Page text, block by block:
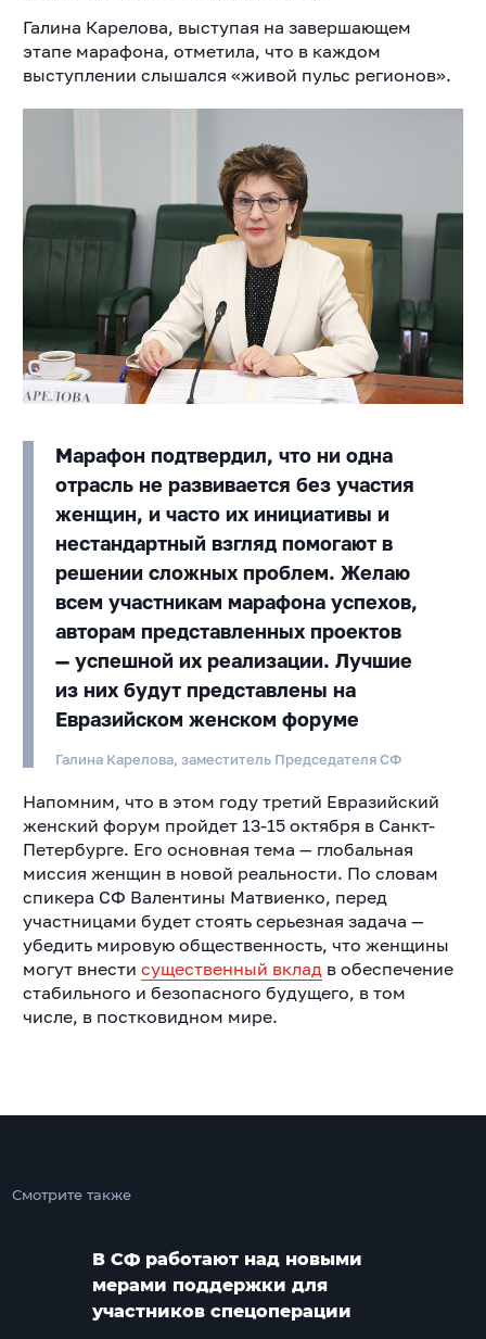
Галина Карелова, выступая на завершающем
этапе марафона, отметила, что в каждом
выступлении слышался «живой пульс регионов».
Марафон подтвердил, что ни одна
отрасль не развивается без участия
женщин, и часто их инициативы и
нестандартный взгляд помогают в
решении сложных проблем. Желаю
всем участникам марафона успехов,
авторам представленных проектов
— успешной их реализации. Лучшие
из них будут представлены на
Евразийском женском форуме
Галина Карелова, заместитель Председателя СФ
Напомним, что в этом году третий Евразийский
женский форум пройдет 13-15 октября в Санкт-
Петербурге. Его основная тема — глобальная
миссия женщин в новой реальности. По словам
спикера СФ Валентины Матвиенко, перед
участницами будет стоять серьезная задача —
убедить мировую общественность, что женщины
могут внести существенный вкладв обеспечение
стабильного и безопасного будущего, в том
числе, в постковидном мире.
Смотрите также
В СФ работают над новыми
мерами поддержки для
участников спецоперации